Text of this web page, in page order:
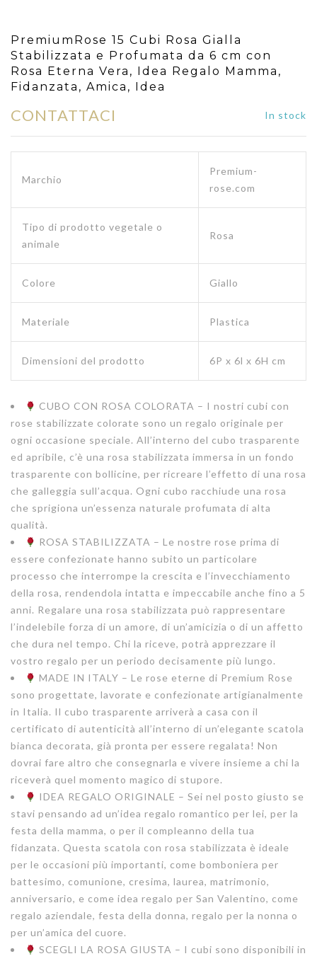
PremiumRose 15 Cubi Rosa Gialla
Stabilizzata e Profumata da 6 cm con
Rosa Eterna Vera, Idea Regalo Mamma,
Fidanzata, Amica, Idea
CONTATTACI In stock
Marchio
Premium-
rose.com
Tipo di prodotto vegetale o
animale
Rosa
Colore Giallo
Materiale Plastica
Dimensioni del prodotto 6P x 6l x 6H cm
CUBO CON ROSA COLORATA – I nostri cubi con
rose stabilizzate colorate sono un regalo originale per
ogni occasione speciale. All’interno del cubo trasparente
ed apribile, c’è una rosa stabilizzata immersa in un fondo
trasparente con bollicine, per ricreare l’effetto di una rosa
che galleggia sull’acqua. Ogni cubo racchiude una rosa
che sprigiona un’essenza naturale profumata di alta
qualità.
ROSA STABILIZZATA – Le nostre rose prima di
essere confezionate hanno subito un particolare
processo che interrompe la crescita e l’invecchiamento
della rosa, rendendola intatta e impeccabile anche fino a 5
anni. Regalare una rosa stabilizzata può rappresentare
l’indelebile forza di un amore, di un’amicizia o di un affetto
che dura nel tempo. Chi la riceve, potrà apprezzare il
vostro regalo per un periodo decisamente più lungo.
MADE IN ITALY – Le rose eterne di Premium Rose
sono progettate, lavorate e confezionate artigianalmente
in Italia. Il cubo trasparente arriverà a casa con il
certificato di autenticità all’interno di un’elegante scatola
bianca decorata, già pronta per essere regalata! Non
dovrai fare altro che consegnarla e vivere insieme a chi la
riceverà quel momento magico di stupore.
IDEA REGALO ORIGINALE – Sei nel posto giusto se
stavi pensando ad un’idea regalo romantico per lei, per la
festa della mamma, o per il compleanno della tua
fidanzata. Questa scatola con rosa stabilizzata è ideale
per le occasioni più importanti, come bomboniera per
battesimo, comunione, cresima, laurea, matrimonio,
anniversario, e come idea regalo per San Valentino, come
regalo aziendale, festa della donna, regalo per la nonna o
per un’amica del cuore.
SCEGLI LA ROSA GIUSTA – I cubi sono disponibili in